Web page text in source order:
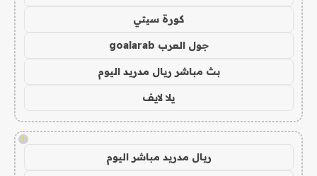
كورة سيتي
جول العرب goalarab
بث مباشر ريال مدريد اليوم
يلا لايف
!
ريال مدريد مباشر اليوم